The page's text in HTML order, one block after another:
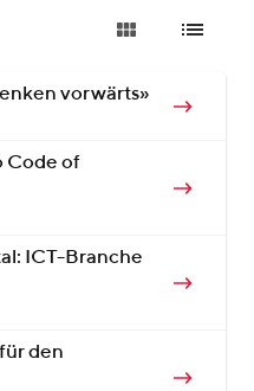
vorwärts»
Code of
ICT-Branche
den